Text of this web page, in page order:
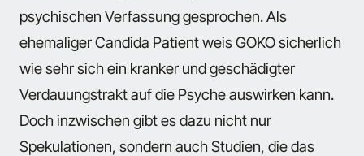
psychischen Verfassung gesprochen. Als
ehemaliger Candida Patient weis GOKO sicherlich
wie sehr sich ein kranker und geschädigter
Verdauungstrakt auf die Psyche auswirken kann.
Doch inzwischen gibt es dazu nicht nur
Spekulationen, sondern auch Studien, die das